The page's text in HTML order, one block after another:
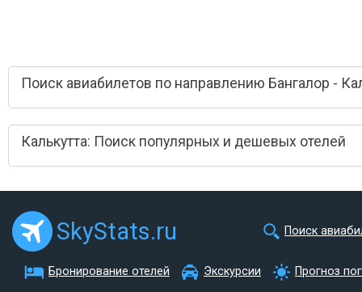
Поиск авиабилетов по направлению Бангалор -
Калькутта: Поиск популярных и дешевых отелей
SkyStats.ru Поиск
Бронирование отелей Экскурсии Прогноз